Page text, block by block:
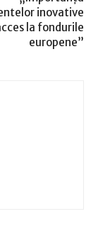
inovative
la fondurile
europene”